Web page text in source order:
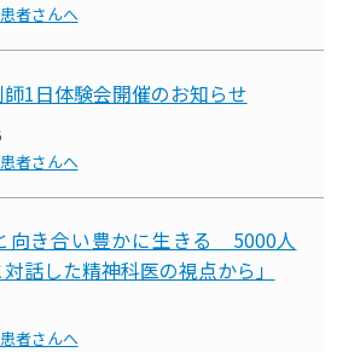
者さんへ
1日体験会開催のお知らせ
者さんへ
向き合い豊かに生きる 5000人
話した精神科医の視点から」
者さんへ